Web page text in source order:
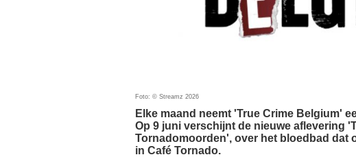
Foto: © Streamz 2026
Elke maand neemt 'True Crime Belgium'
Op 9 juni verschijnt de nieuwe aflevering
Tornadomoorden', over het bloedbad dat
in Café Tornado.